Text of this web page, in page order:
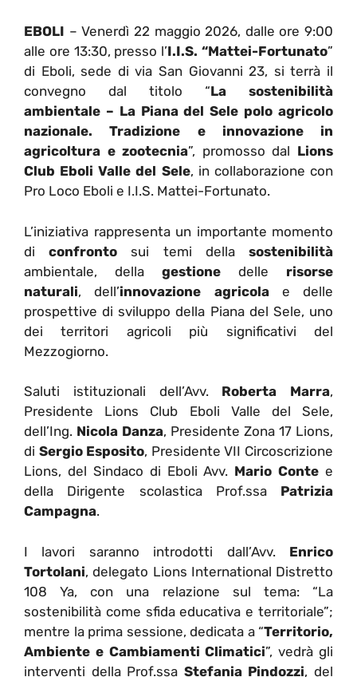
EBOLI – Venerdì 22 maggio 2026, dalle ore 9:00
alle ore 13:30, presso l’I.I.S. “Mattei-Fortunato”
di Eboli, sede di via San Giovanni 23, si terrà il
convegno dal titolo “La sostenibilità
ambientale – La Piana del Sele polo agricolo
nazionale. Tradizione e innovazione in
agricoltura e zootecnia”, promosso dal Lions
Club Eboli Valle del Sele, in collaborazione con
Pro Loco Eboli e I.I.S. Mattei-Fortunato.
L’iniziativa rappresenta un importante momento
diconfronto sui temi dellasostenibilità
ambientale, della gestione delle risorse
naturali, dell’innovazione agricolae delle
prospettive di sviluppo della Piana del Sele, uno
dei territori agricoli più significativi del
Mezzogiorno.
Saluti istituzionali dell’Avv. Roberta Marra,
Presidente Lions Club Eboli Valle del Sele,
dell’Ing. Nicola Danza, Presidente Zona 17 Lions,
di Sergio Esposito, Presidente VII Circoscrizione
Lions, del Sindaco di Eboli Avv. Mario Conte e
della Dirigente scolastica Prof.ssa Patrizia
Campagna.
I lavori saranno introdotti dall’Avv. Enrico
Tortolani, delegato Lions International Distretto
108 Ya, con una relazione sul tema: “La
sostenibilità come sfida educativa e territoriale”;
mentre la prima sessione, dedicata a “Territorio,
Ambiente e Cambiamenti Climatici”, vedrà gli
interventi della Prof.ssa Stefania Pindozzi, del